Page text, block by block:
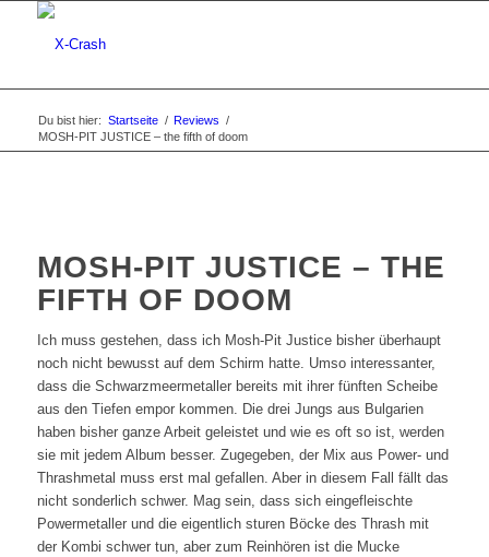
Du bist hier: Startseite / Reviews /
MOSH-PIT JUSTICE – the fifth of doom
MOSH-PIT JUSTICE – THE
FIFTH OF DOOM
Ich muss gestehen, dass ich Mosh-Pit Justice bisher überhaupt
noch nicht bewusst auf dem Schirm hatte. Umso interessanter,
dass die Schwarzmeermetaller bereits mit ihrer fünften Scheibe
aus den Tiefen empor kommen. Die drei Jungs aus Bulgarien
haben bisher ganze Arbeit geleistet und wie es oft so ist, werden
sie mit jedem Album besser. Zugegeben, der Mix aus Power- und
Thrashmetal muss erst mal gefallen. Aber in diesem Fall fällt das
nicht sonderlich schwer. Mag sein, dass sich eingefleischte
Powermetaller und die eigentlich sturen Böcke des Thrash mit
der Kombi schwer tun, aber zum Reinhören ist die Mucke